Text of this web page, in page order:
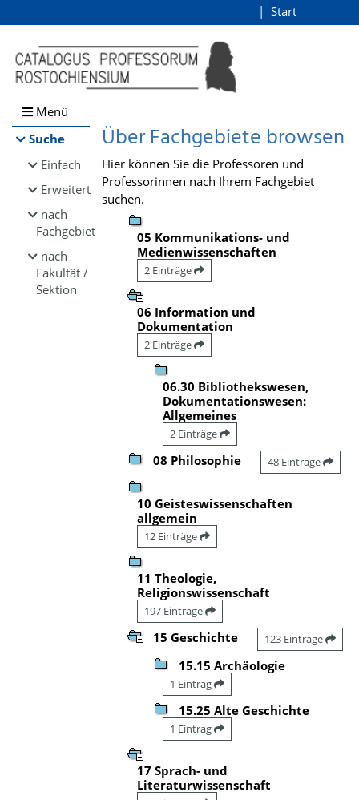
Browsen
direkt zum Inhalt
Start
Menü
Suche
Einfach
Erweitert
nach
Fachgebiet
nach
Fakultät /
Sektion
Über Fachgebiete browsen
Hier können Sie die Professoren und
Professorinnen nach Ihrem Fachgebiet
suchen.
05 Kommunikations- und
Medienwissenschaften
2 Einträge
06 Information und
Dokumentation
2 Einträge
06.30 Bibliothekswesen,
Dokumentationswesen:
Allgemeines
2 Einträge
08 Philosophie 48 Einträge
10 Geisteswissenschaften
allgemein
12 Einträge
11 Theologie,
Religionswissenschaft
197 Einträge
15 Geschichte 123 Einträge
15.15 Archäologie
1 Eintrag
15.25 Alte Geschichte
1 Eintrag
17 Sprach- und
Literaturwissenschaft